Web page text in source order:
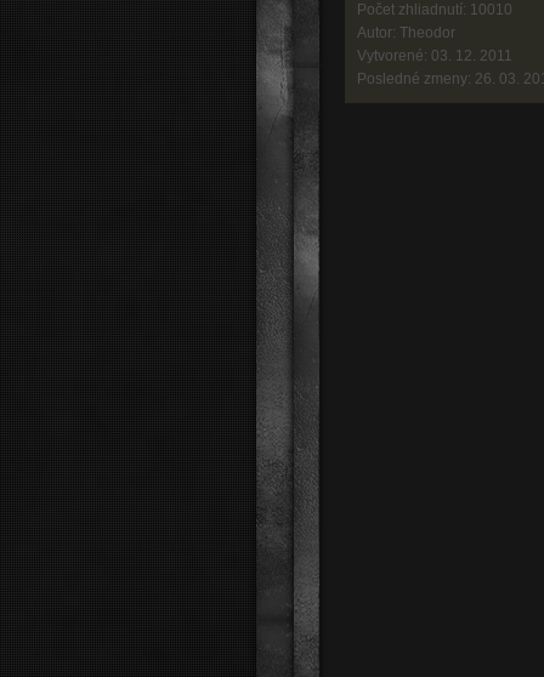
Počet zhliadnutí: 10010
Autor: Theodor
Vytvorené: 03. 12. 2011
Posledné zmeny: 26. 03.